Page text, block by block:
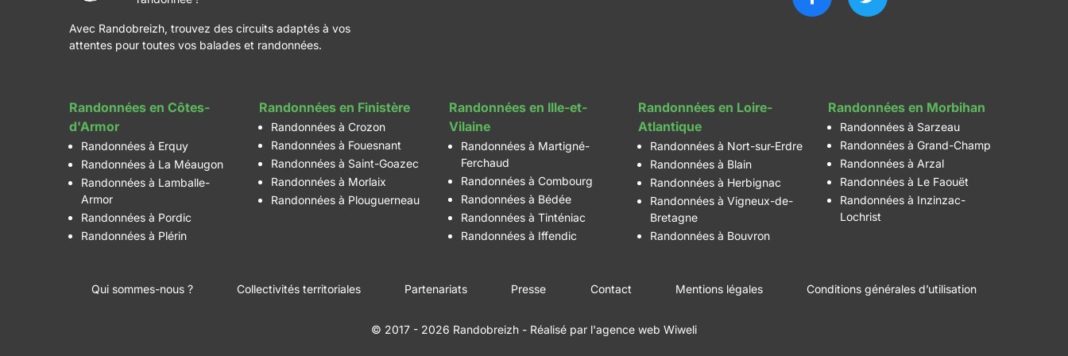
Avec Randobreizh, trouvez des circuits adaptés à vos
attentes pour toutes vos balades et randonnées.
Randonnées en Côtes-
d'Armor
Randonnées à Erquy
Randonnées à La Méaugon
Randonnées à Lamballe-
Armor
Randonnées à Pordic
Randonnées à Plérin
Randonnées en Finistère
Randonnées à Crozon
Randonnées à Fouesnant
Randonnées à Saint-Goazec
Randonnées à Morlaix
Randonnées à Plouguerneau
Randonnées en Ille-et-
Vilaine
Randonnées à Martigné-
Ferchaud
Randonnées à Combourg
Randonnées à Bédée
Randonnées à Tinténiac
Randonnées à Iffendic
Randonnées en Loire-
Atlantique
Randonnées à Nort-sur-Erdre
Randonnées à Blain
Randonnées à Herbignac
Randonnées à Vigneux-de-
Bretagne
Randonnées à Bouvron
Randonnées en Morbihan
Randonnées à Sarzeau
Randonnées à Grand-Champ
Randonnées à Arzal
Randonnées à Le Faouët
Randonnées à Inzinzac-
Lochrist
Qui sommes-nous ? Collectivités territoriales Partenariats Presse Contact Mentions légales Conditions générales d’utilisation
© 2017 - 2026 Randobreizh - Réalisé par l'agence web Wiweli